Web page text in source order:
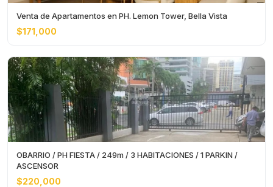
Venta de Apartamentos en PH. Lemon Tower, Bella Vista
$171,000
OBARRIO / PH FIESTA / 249m / 3 HABITACIONES / 1 PARKIN /
ASCENSOR
$220,000